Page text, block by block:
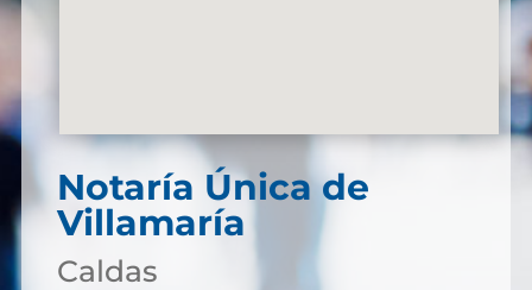
Notaría Única de
Villamaría
Caldas